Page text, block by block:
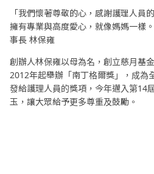
「我們懷著尊敬的心，感謝護理人員
擁有專業與高度愛心，就像媽媽一樣
事長 林保雍
創辦人林保雍以母為名，創立慈月基
2012年起舉辦「南丁格爾獎」，成為
發給護理人員的獎項，今年邁入第14
玉，讓大眾給予更多尊重及鼓勵。